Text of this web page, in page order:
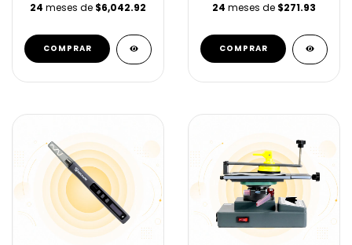
24 meses de $6,042.92 24 meses de $271.93